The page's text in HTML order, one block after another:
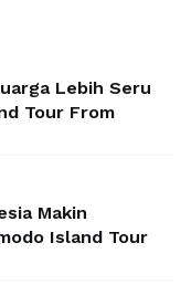
Lebih Seru
Tour From
Makin
Island Tour